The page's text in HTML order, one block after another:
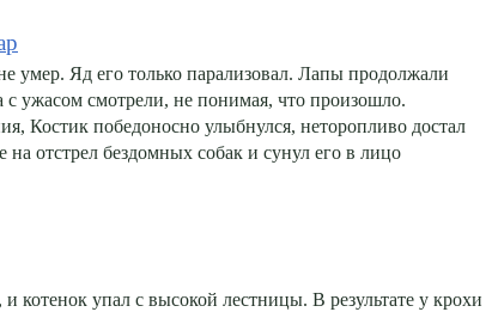
умер. Яд его только парализовал. Лапы продолжали
с ужасом смотрели, не понимая, что произошло.
Костик победоносно улыбнулся, неторопливо достал
отстрел бездомных собак и сунул его в лицо
котенок упал с высокой лестницы. В результате у крохи